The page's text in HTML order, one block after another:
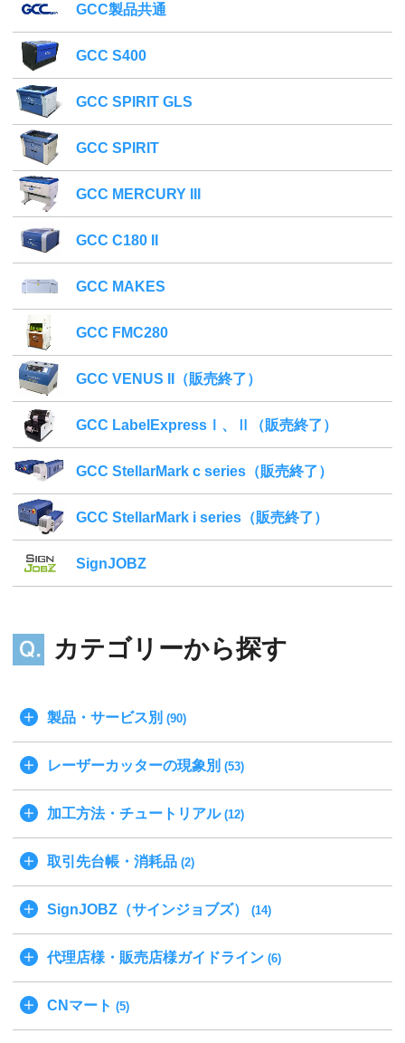
GCC製品共通
GCC S400
GCC SPIRIT GLS
GCC SPIRIT
GCC MERCURY III
GCC C180 II
GCC MAKES
GCC FMC280
GCC VENUS II（販売終了）
GCC LabelExpressⅠ、Ⅱ（販売終了）
GCC StellarMark c series（販売終了）
GCC StellarMark i series（販売終了）
SignJOBZ
カテゴリーから探す
製品・サービス別 (90)
レーザーカッターの現象別 (53)
加工方法・チュートリアル(12)
取引先台帳・消耗品 (2)
SignJOBZ（サインジョブズ） (14)
代理店様・販売店様ガイドライン (6)
CNマート (5)